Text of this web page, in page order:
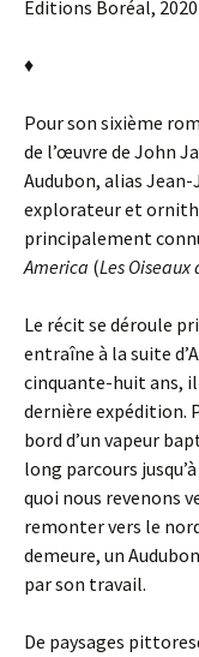
Editions Boréal, 2020
♦
Pour son sixième
de l’œuvre de John
Audubon, alias
explorateur et
principalement
America (Les Oiseaux
Le récit se déroule
entraîne à la suite
cinquante-huit ans,
dernière expédition.
bord d’un vapeur
long parcours
quoi nous revenons
remonter vers le
demeure, un
par son travail.
De paysages